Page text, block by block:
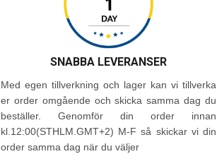
SNABBA LEVERANSER
Med egen tillverkning och lager kan vi tillverka
er order omgående och skicka samma dag du
beställer. Genomför din order innan
kl.12:00(STHLM.GMT+2) M-F så skickar vi din
order samma dag när du väljer